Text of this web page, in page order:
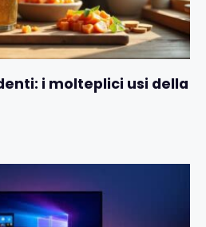
i molteplici usi della